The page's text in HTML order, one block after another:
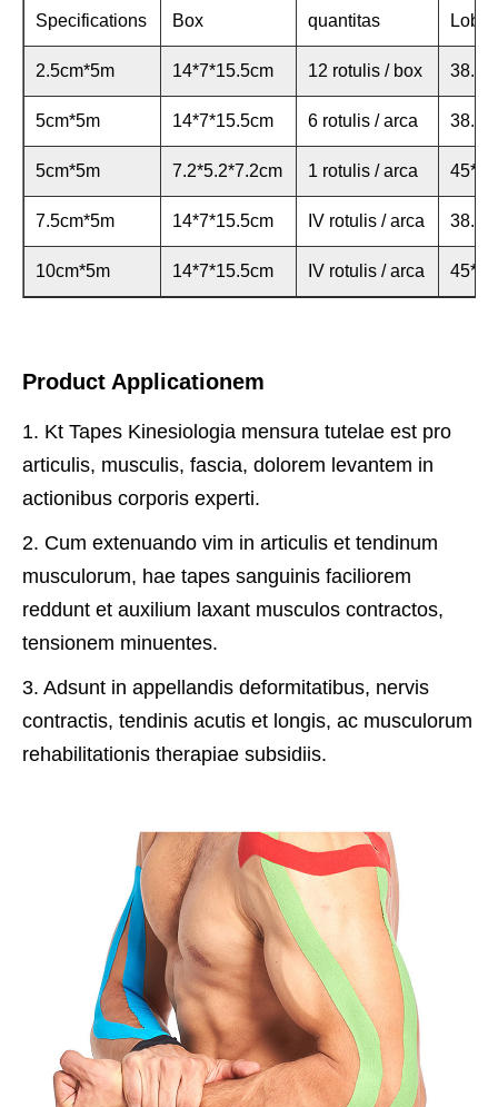
Specifications Box quantitas
2.5cm*5m 14*7*15.5cm 12 rotulis / box
5cm*5m 14*7*15.5cm 6 rotulis / arca
5cm*5m 7.2*5.2*7.2cm 1 rotulis / arca
7.5cm*5m 14*7*15.5cm IV rotulis / arca
10cm*5m 14*7*15.5cm IV rotulis / arca
Product Applicationem
1. Kt Tapes Kinesiologia mensura tutelae est pro
articulis, musculis, fascia, dolorem levantem in
actionibus corporis experti.
2. Cum extenuando vim in articulis et tendinum
musculorum, hae tapes sanguinis faciliorem
reddunt et auxilium laxant musculos contractos,
tensionem minuentes.
3. Adsunt in appellandis deformitatibus, nervis
contractis, tendinis acutis et longis, ac musculorum
rehabilitationis therapiae subsidiis.